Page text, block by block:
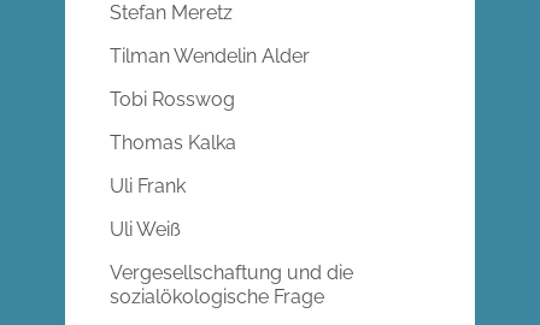
Stefan Meretz
Tilman Wendelin Alder
Tobi Rosswog
Thomas Kalka
Uli Frank
Uli Weiß
Vergesellschaftung und die
sozialökologische Frage